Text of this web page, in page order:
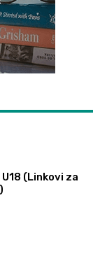
(Linkovi za